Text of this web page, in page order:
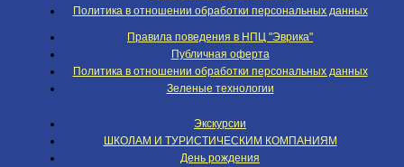
Политика в отношении обработки персональных данных
Правила поведения в НПЦ "Эврика"
Публичная оферта
Политика в отношении обработки персональных данных
Зеленые технологии
Экскурсии
ШКОЛАМ И ТУРИСТИЧЕСКИМ КОМПАНИЯМ
День рождения